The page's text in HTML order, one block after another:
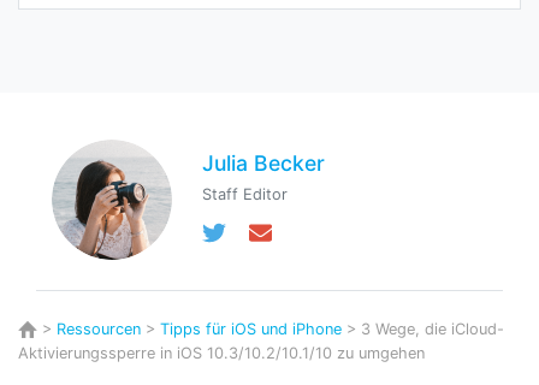
Julia Becker
Staff Editor
> Ressourcen > Tipps für iOS und iPhone > 3 Wege, die iCloud-
Aktivierungssperre in iOS 10.3/10.2/10.1/10 zu umgehen